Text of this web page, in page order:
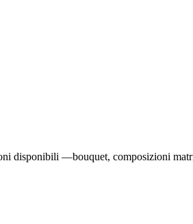
disponibili —bouquet, composizioni